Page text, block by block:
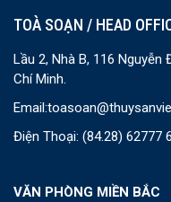
TOÀ SOẠN / HEAD
Lầu 2, Nhà B, 116 Nguyễn
Chí Minh.
Email:
Điện Thoại: (84.28) 62777
VĂN PHÒNG MIỀN BẮC